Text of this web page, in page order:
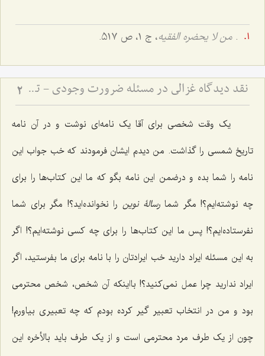
. من لا یحضره الفقیه، ج ۱، ص 5۱۷.
نقد دیدگاه غزالی در مسئله ضرورت وجودی - تحلیل تفاوت مفهوم و مصداق در اثبات وجوب وجود 2
یک وقت شخصی برای آقا یک نامه‌ای نوشت و در آن نامه
تاریخ شمسی را گذاشت. من دیدم ایشان فرمودند که خب جواب این
نامه را شما بده و درضمن این نامه بگو که ما این کتاب‌ها را برای
چه نوشته‌ایم؟! مگر شمارسالۀ نوین را نخوانده‌اید؟! مگر برای شما
نفرستاده‌ایم؟! پس ما این کتاب‌ها را برای چه کسی نوشته‌ایم؟! اگر
به این مسئله ایراد دارید خب ایرادتان را با نامه برای ما بفرستید، اگر
ایراد ندارید چرا عمل نمی‌کنید؟! بااینکه آن شخص، شخص محترمی
بود و من در انتخاب تعبیر گیر کرده بودم که چه تعبیری بیاورم!
چون از یک طرف مرد محترمی است و از یک طرف باید بالأخره این